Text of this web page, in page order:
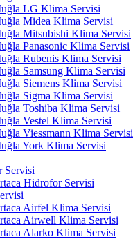
LG Klima Servisi
Midea Klima Servisi
Mitsubishi Klima Servisi
Panasonic Klima Servisi
Rubenis Klima Servisi
Samsung Klima Servisi
Siemens Klima Servisi
Sigma Klima Servisi
Toshiba Klima Servisi
Vestel Klima Servisi
Viessmann Klima Servisi
York Klima Servisi
Servisi
Hidrofor Servisi
Airfel Klima Servisi
Airwell Klima Servisi
Alarko Klima Servisi